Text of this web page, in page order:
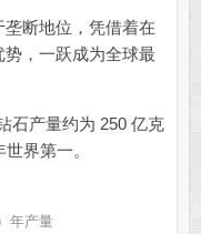
断地位，凭借着在
，一跃成为全球最
产量约为 250 亿克
界第一。
年产量